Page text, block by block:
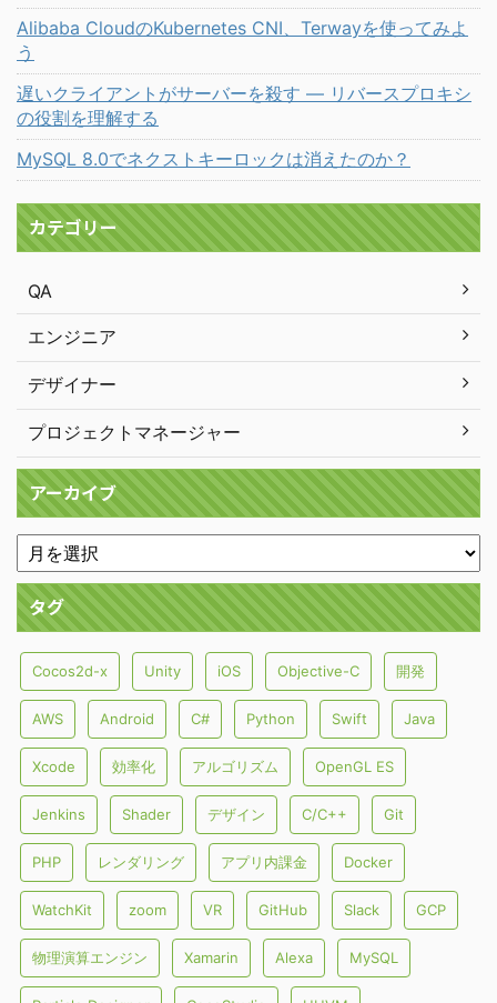
Alibaba CloudのKubernetes CNI、Terwayを使ってみよ
う
遅いクライアントがサーバーを殺す ― リバースプロキシ
の役割を理解する
MySQL 8.0でネクストキーロックは消えたのか？
カテゴリー
QA
エンジニア
デザイナー
プロジェクトマネージャー
アーカイブ
タグ
Cocos2d-x Unity iOS Objective-C 開発
AWS Android C# Python Swift Java
Xcode 効率化 アルゴリズム OpenGL ES
Jenkins Shader デザイン C/C++ Git
PHP レンダリング アプリ内課金 Docker
WatchKit zoom VR GitHub Slack GCP
物理演算エンジン Xamarin Alexa MySQL